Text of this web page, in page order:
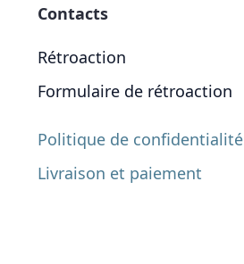
Contacts
Rétroaction
Formulaire de rétroaction
Politique de confidentialité
Livraison et paiement